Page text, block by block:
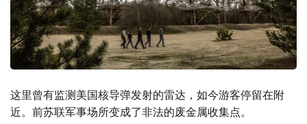
这里曾有监测美国核导弹发射的雷达，如今游客停留在附
近。前苏联军事场所变成了非法的废金属收集点。